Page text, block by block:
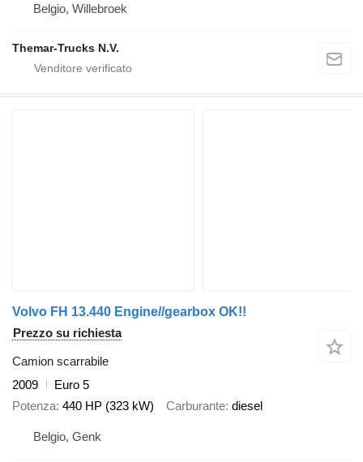
Belgio, Willebroek
Themar-Trucks N.V.
Volvo FH 13.440 Engine//gearbox OK!!
Prezzo su richiesta
Camion scarrabile
2009
Euro 5
Potenza 440 HP (323 kW) Carburante diesel
Belgio, Genk